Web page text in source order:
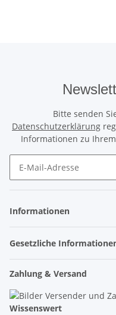
Bitte senden
Datenschutzerklärung
Informationen zu
Informationen
Gesetzliche
Zahlung & Versand
Wissenswert